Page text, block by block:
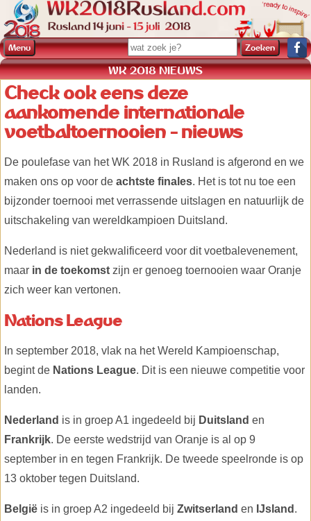
WK 2018 NIEUWS
Check ook eens deze
aankomende internationale
voetbaltoernooien - nieuws
De poulefase van het WK 2018 in Rusland is afgerond en we
maken ons op voor de achtste finales. Het is tot nu toe een
bijzonder toernooi met verrassende uitslagen en natuurlijk de
uitschakeling van wereldkampioen Duitsland.
Nederland is niet gekwalificeerd voor dit voetbalevenement,
maar in de toekomst zijn er genoeg toernooien waar Oranje
zich weer kan vertonen.
Nations League
In september 2018, vlak na het Wereld Kampioenschap,
begint de Nations League. Dit is een nieuwe competitie voor
landen.
Nederland is in groep A1 ingedeeld bij Duitsland en
Frankrijk. De eerste wedstrijd van Oranje is al op 9
september in en tegen Frankrijk. De tweede speelronde is op
13 oktober tegen Duitsland.
België is in groep A2 ingedeeld bij Zwitserland en IJsland .
Menu